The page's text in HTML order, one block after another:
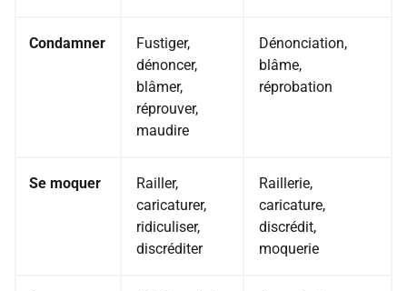
Condamner
Fustiger,
dénoncer,
blâmer,
réprouver,
maudire
Dénonciation,
blâme,
réprobation
Se moquer
Railler,
caricaturer,
ridiculiser,
discréditer
Raillerie,
caricature,
discrédit,
moquerie